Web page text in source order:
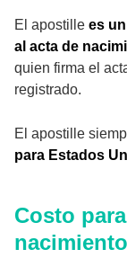
El apostille es
al acta de
quien firma el
registrado.
El apostille
para Estados
Costo
nacimiento